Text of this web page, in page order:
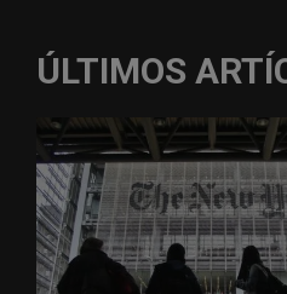
ÚLTIMOS